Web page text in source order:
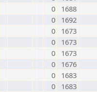
0
1688
0
1692
0
1673
0
1673
0
1673
0
1676
0
1683
0
1683